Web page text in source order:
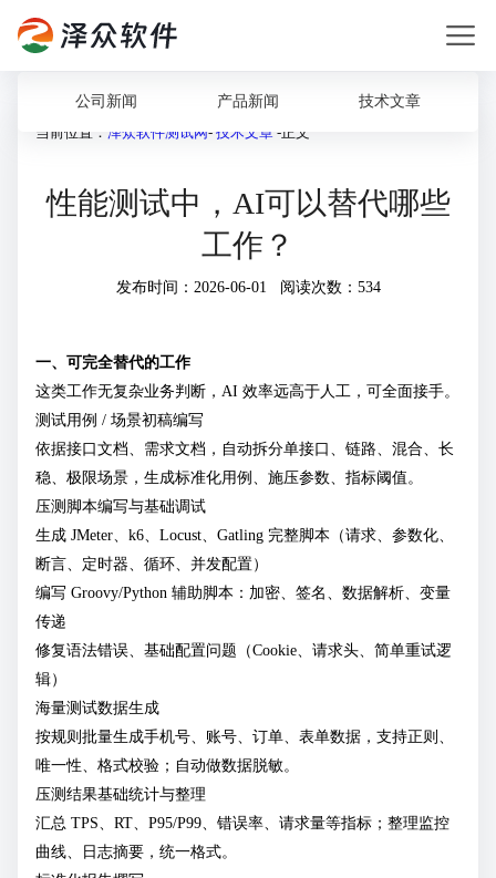
公司新闻 产品新闻
技术文章
当前位置： 泽众软件测试网- 技术文章 -正文
性能测试中，AI可以替代哪些
工作？
发布时间：2026-06-01 阅读次数：534
一、可完全替代的工作
这类工作无复杂业务判断，AI 效率远高于人工，可全面接手。
测试用例 / 场景初稿编写
依据接口文档、需求文档，自动拆分单接口、链路、混合、长
稳、极限场景，生成标准化用例、施压参数、指标阈值。
压测脚本编写与基础调试
生成 JMeter、k6、Locust、Gatling 完整脚本（请求、参数化、
断言、定时器、循环、并发配置）
编写 Groovy/Python 辅助脚本：加密、签名、数据解析、变量
传递
修复语法错误、基础配置问题（Cookie、请求头、简单重试逻
辑）
海量测试数据生成
按规则批量生成手机号、账号、订单、表单数据，支持正则、
唯一性、格式校验；自动做数据脱敏。
压测结果基础统计与整理
汇总 TPS、RT、P95/P99、错误率、请求量等指标；整理监控
曲线、日志摘要，统一格式。